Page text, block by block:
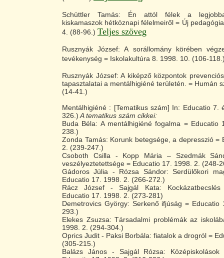
Schüttler Tamás: Én attól félek a
kiskamaszok hétköznapi félelmeiről = Új
4. (88-96.) Teljes szöveg
Rusznyák József: A sorállomány körében
tevékenység = Iskolakultúra 8. 1998. 10. (106-
Rusznyák József: A kiképző központok
tapasztalatai a mentálhigiéné területén. = Humán
(14-41.)
Mentálhigiéné : [Tematikus szám] In: Educatio 7.
326.) A tematikus szám cikkei:
Buda Béla: A mentálhigiéné fogalma = Educatio
238.)
Zonda Tamás: Korunk betegsége, a depresszió =
2. (239-247.)
Csoboth Csilla - Kopp Mária – Szedmák
veszélyeztetettsége = Educatio 17. 1998. 2. (248-
Gádoros Júlia - Rózsa Sándor: Serdülőkori
Educatio 17. 1998. 2. (266-272.)
Rácz József - Sajgál Kata: Kockázatbecslés
Educatio 17. 1998. 2. (273-281)
Demetrovics György: Serkenő ifjúság =
293.)
Elekes Zsuzsa: Társadalmi problémák az
1998. 2. (294-304.)
Oprics Judit - Paksi Borbála: fiatalok a drogról =
(305-215.)
Balázs János - Sajgál Rózsa: Középiskolások